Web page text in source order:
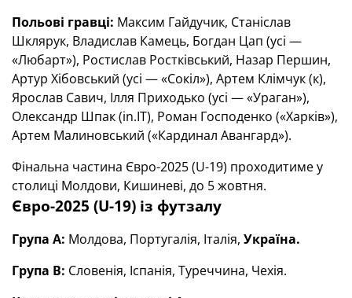
Польові гравці: Максим Гайдучик, Станіслав
Шклярук, Владислав Камець, Богдан Цап (усі —
«Любарт»), Ростислав Ростківський, Назар Першин,
Артур Хібовський (усі — «Сокіл»), Артем Клімчук (к),
Ярослав Савич, Ілля Приходько (усі — «Ураган»),
Олександр Шпак (in.IT), Роман Господенко («Харків»),
Артем Малиновський («Кардинал Авангард»).
Фінальна частина Євро-2025 (U-19) проходитиме у
столиці Молдови, Кишиневі, до 5 жовтня.
Євро-2025 (U-19) із футзалу
Група А: Молдова, Португалія, Італія, Україна.
Група В: Словенія, Іспанія, Туреччина, Чехія.